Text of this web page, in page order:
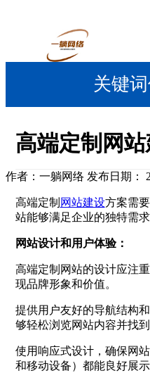
关键
高端定制网
作者：一躺网络 发布日期：
高端定制 网站建设方案需
站能够满足企业的独特需
网站设计和用户体验：
高端定制网站的设计应注
现品牌形象和价值。
提供用户友好的导航结构
够轻松浏览网站内容并找到
使用响应式设计，确保网
和移动设备）都能良好展示